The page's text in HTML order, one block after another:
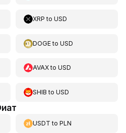
XRP toUSD
DOGEtoUSD
AVAXtoUSD
SHIB toUSD
USDT toPLN